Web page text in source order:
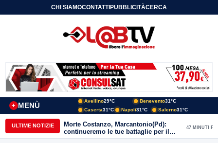
CHI SIAMOCONTATTIPUBBLICITÀCERCA
MENÙ
+
Avellino29°C Benevento31°C
Caserta31°C Napoli31°C Salerno31°C
ULTIME NOTIZIE
Morte Costanzo, Marcantonio(Pd):
continueremo le tue battaglie per il
Sannio
47 MINUTI FA